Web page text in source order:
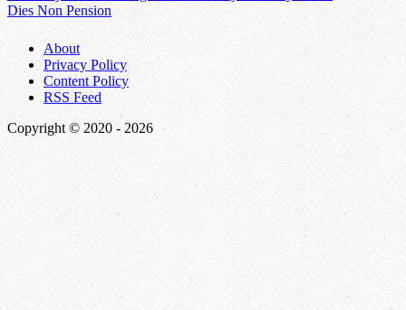
Dies Non Pension
About
Privacy Policy
Content Policy
RSS Feed
Copyright © 2020 - 2026